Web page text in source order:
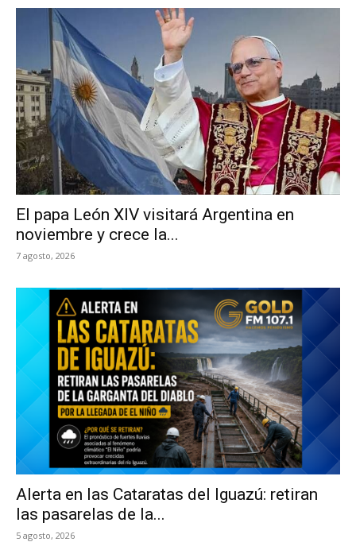
El papa León XIV visitará Argentina en
noviembre y crece la...
7 agosto, 2026
Alerta en las Cataratas del Iguazú: retiran
las pasarelas de la...
5 agosto, 2026